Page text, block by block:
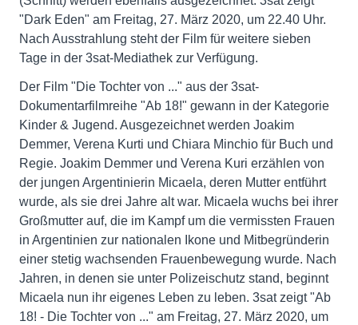
"Dark Eden" am Freitag, 27. März 2020, um 22.40 Uhr.
Nach Ausstrahlung steht der Film für weitere sieben
Tage in der 3sat-Mediathek zur Verfügung.
Der Film "Die Tochter von ..." aus der 3sat-
Dokumentarfilmreihe "Ab 18!" gewann in der Kategorie
Kinder & Jugend. Ausgezeichnet werden Joakim
Demmer, Verena Kurti und Chiara Minchio für Buch und
Regie. Joakim Demmer und Verena Kuri erzählen von
der jungen Argentinierin Micaela, deren Mutter entführt
wurde, als sie drei Jahre alt war. Micaela wuchs bei ihrer
Großmutter auf, die im Kampf um die vermissten Frauen
in Argentinien zur nationalen Ikone und Mitbegründerin
einer stetig wachsenden Frauenbewegung wurde. Nach
Jahren, in denen sie unter Polizeischutz stand, beginnt
Micaela nun ihr eigenes Leben zu leben. 3sat zeigt "Ab
18! - Die Tochter von ..." am Freitag, 27. März 2020, um